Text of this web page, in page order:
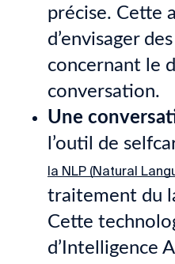
précise. ​​Cette
d’envisager
concernant le
conversation.
Une
l’outil de
la NLP (Natural
traitement du
Cette
d’Intelligence